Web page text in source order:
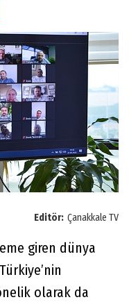
Editör: Çanakkale TV
giren dünya
olarak da